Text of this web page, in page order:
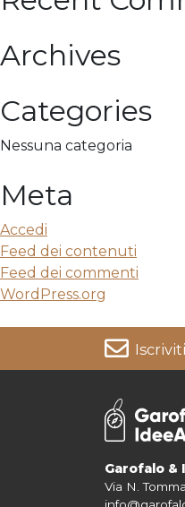
Archives
Categories
Nessuna categoria
Meta
Accedi
Feed dei contenuti
Feed dei commenti
WordPress.org
Garofalo &
Via N.